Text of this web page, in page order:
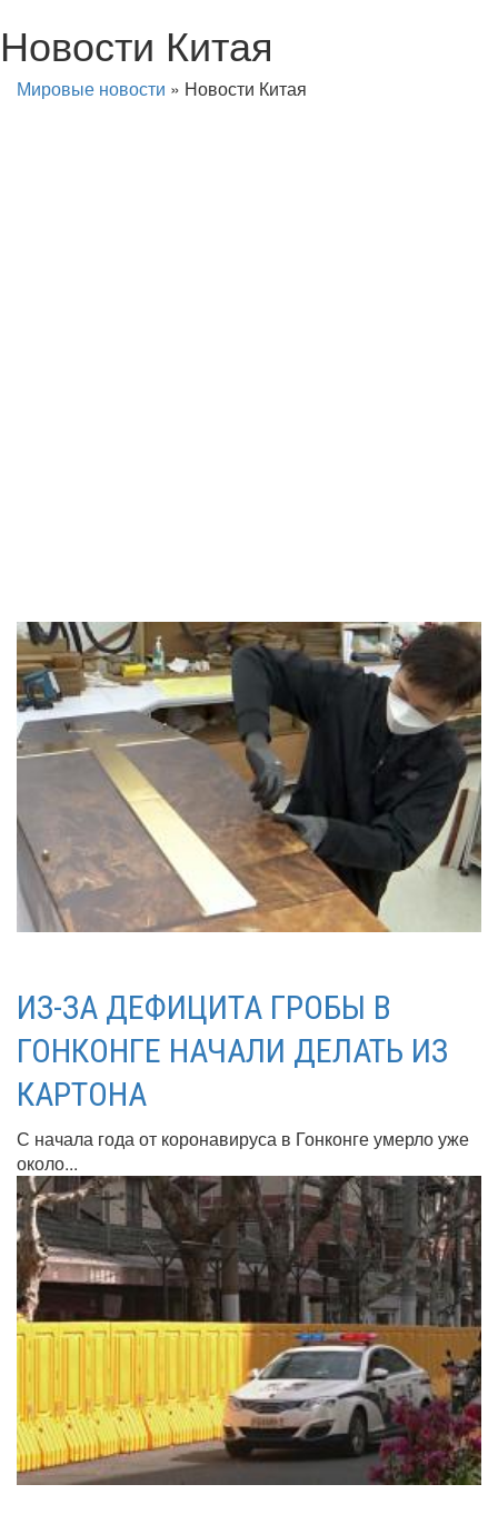
Новости Китая
Мировые новости » Новости Китая
ИЗ-ЗА ДЕФИЦИТА ГРОБЫ В
ГОНКОНГЕ НАЧАЛИ ДЕЛАТЬ ИЗ
КАРТОНА
С начала года от коронавируса в Гонконге умерло уже
около...